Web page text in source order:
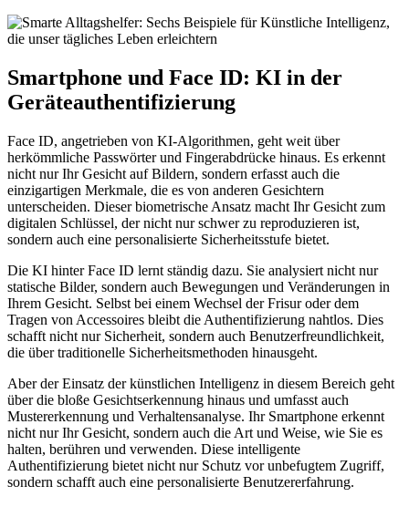
Smartphone und Face ID: KI in der
Geräteauthentifizierung
Face ID, angetrieben von KI-Algorithmen, geht weit über
herkömmliche Passwörter und Fingerabdrücke hinaus. Es erkennt
nicht nur Ihr Gesicht auf Bildern, sondern erfasst auch die
einzigartigen Merkmale, die es von anderen Gesichtern
unterscheiden. Dieser biometrische Ansatz macht Ihr Gesicht zum
digitalen Schlüssel, der nicht nur schwer zu reproduzieren ist,
sondern auch eine personalisierte Sicherheitsstufe bietet.
Die KI hinter Face ID lernt ständig dazu. Sie analysiert nicht nur
statische Bilder, sondern auch Bewegungen und Veränderungen in
Ihrem Gesicht. Selbst bei einem Wechsel der Frisur oder dem
Tragen von Accessoires bleibt die Authentifizierung nahtlos. Dies
schafft nicht nur Sicherheit, sondern auch Benutzerfreundlichkeit,
die über traditionelle Sicherheitsmethoden hinausgeht.
Aber der Einsatz der künstlichen Intelligenz in diesem Bereich geht
über die bloße Gesichtserkennung hinaus und umfasst auch
Mustererkennung und Verhaltensanalyse. Ihr Smartphone erkennt
nicht nur Ihr Gesicht, sondern auch die Art und Weise, wie Sie es
halten, berühren und verwenden. Diese intelligente
Authentifizierung bietet nicht nur Schutz vor unbefugtem Zugriff,
sondern schafft auch eine personalisierte Benutzererfahrung.